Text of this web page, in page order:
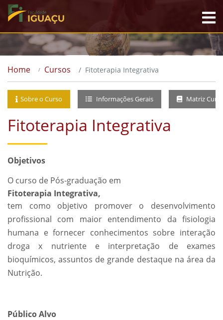
Home Cursos Fitoterapia Integrativa
Sobre o Curso Informações Gerais Matriz
Fitoterapia Integrativa
Objetivos
O curso de Pós-graduação em
Fitoterapia Integrativa,
tem como objetivo promover o desenvolvimento
profissional com maior entendimento da fisiologia
humana e fornecer conhecimentos sobre interação
droga x nutriente e interpretação de exames
bioquímicos, assuntos de grande destaque na área da
Nutrição.
Público Alvo